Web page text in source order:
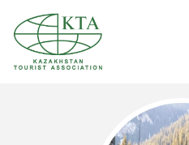
content